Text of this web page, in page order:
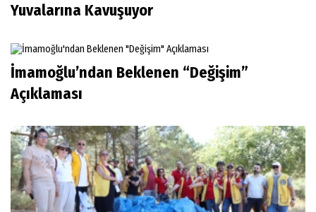
Yuvalarına Kavuşuyor
İmamoğlu’ndan Beklenen “Değişim”
Açıklaması